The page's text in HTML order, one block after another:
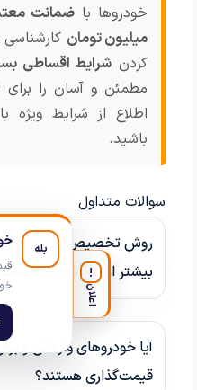
خودروها با
میلیون تومان کارشناسی
کردن شرایط اقساطی
مطمئن و آسان را
اطلاع از شرایط ویژه
باشید.
سوالات متداول
روش تخصیص خودرو در
بیشتر از عرضه چگونه
آیا خودروهای وارداتی و
قیمت‌گذاری هستند؟
!
اعلان
بله